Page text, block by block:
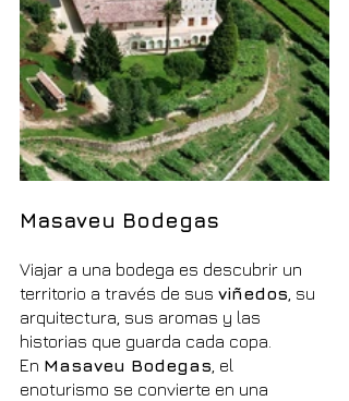
Masaveu Bodegas
Viajar a una bodega es descubrir un
territorio a través de sus viñedos , su
arquitectura, sus aromas y las
historias que guarda cada copa.
En Masaveu Bodegas , el
enoturismo se convierte en una